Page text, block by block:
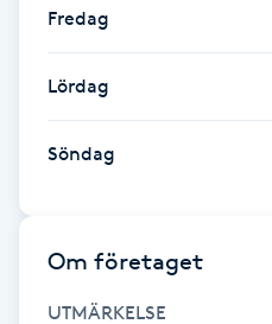
Katun fransar
Kemisk peeling
Fredag
Lördag
Söndag
Om företaget
UTMÄRKELSE